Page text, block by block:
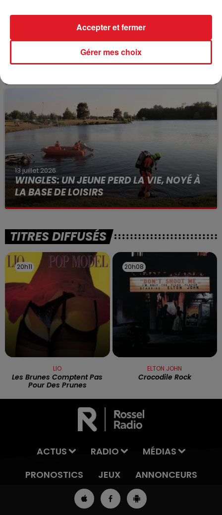
BÉTHUNE: ENQUÊTE POUR HOMICIDE
VOLONTAIRE EN COURS, APRÈS LA...
13 juillet 2026
WINGLES: UN JEUNE PERD LA VIE, NOYÉ À
LA BASE DE LOISIRS
La victime a coulé à pic
TITRES DIFFUSÉS
20h11
20h11
LIO
Les Brunes Comptent Pas
Pour Des Prunes
20h08
20h08
ELTON JOHN
Crocodile Rock
ACTUS RADIO
MÉDIAS
PRONOSTICS
JEUX ANNONCEURS
Gérer mes choix
Accepter et fermer